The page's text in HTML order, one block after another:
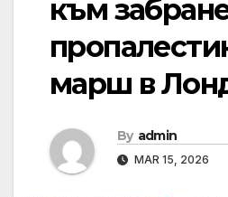
към
марш в
By admin
MAR 15, 2026